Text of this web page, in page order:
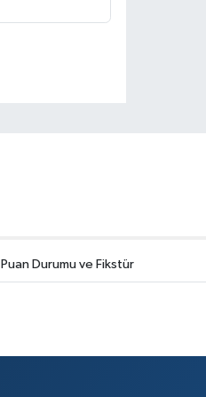
Puan Durumu ve Fikstür